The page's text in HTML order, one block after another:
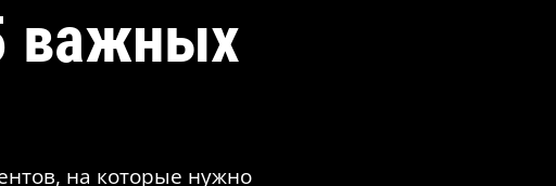
важных
на которые нужно